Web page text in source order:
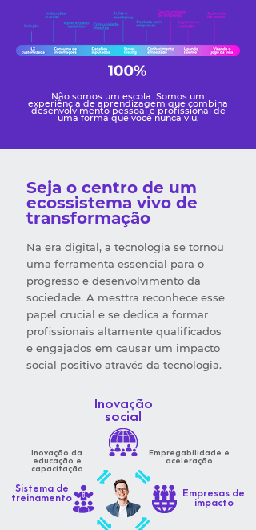
Não somos um escola. Somos um
experiência de aprendizagem que combina
desenvolvimento pessoal e profissional de
uma forma que você nunca viu.
Seja o centro de um
ecossistema vivo de
transformação
Na era digital, a tecnologia se tornou
uma ferramenta essencial para o
progresso e desenvolvimento da
sociedade. A mesttra reconhece esse
papel crucial e se dedica a formar
profissionais altamente qualificados
e engajados em causar um impacto
social positivo através da tecnologia.
Inovação
social
Empregabilidade e
aceleração
Sistema de
treinamento
Inovação da
educação e
capacitação
Empresas de
impacto